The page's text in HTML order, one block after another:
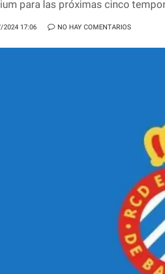
para las próximas cinco
2024 17:06 NO HAY COMENTARIOS